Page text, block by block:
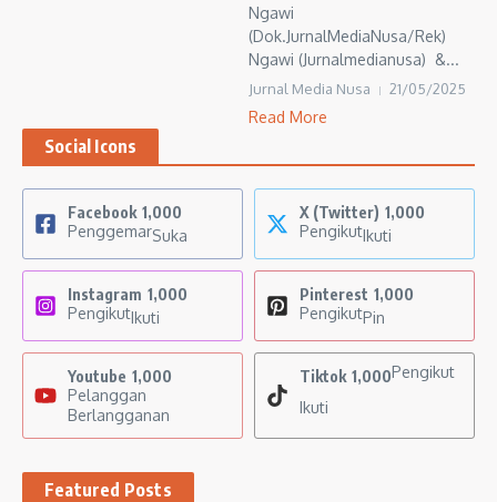
Ngawi
(Dok.JurnalMediaNusa/Rek)
Ngawi (Jurnalmedianusa) &...
Jurnal Media Nusa 21/05/2025
Read More
Social Icons
Facebook 1,000
PenggemarSuka
X (Twitter) 1,000
PengikutIkuti
Instagram 1,000
PengikutIkuti
Pinterest 1,000
PengikutPin
Youtube 1,000
Pelanggan
Berlangganan
Tiktok 1,000Pengikut
Ikuti
Featured Posts